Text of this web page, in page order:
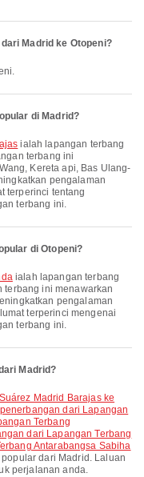
Madrid ke Otopeni?
di Madrid?
ialah lapangan terbang
terbang ini
Kereta api, Bas Ulang-
pengalaman
terperinci tentang
terbang ini.
di Otopeni?
ialah lapangan terbang
terbang ini menawarkan
pengalaman
terperinci mengenai
terbang ini.
Madrid?
penerbangan dari Lapangan
Terbang
dari Lapangan Terbang
Antarabangsa Sabiha
dari Madrid. Laluan
perjalanan anda.